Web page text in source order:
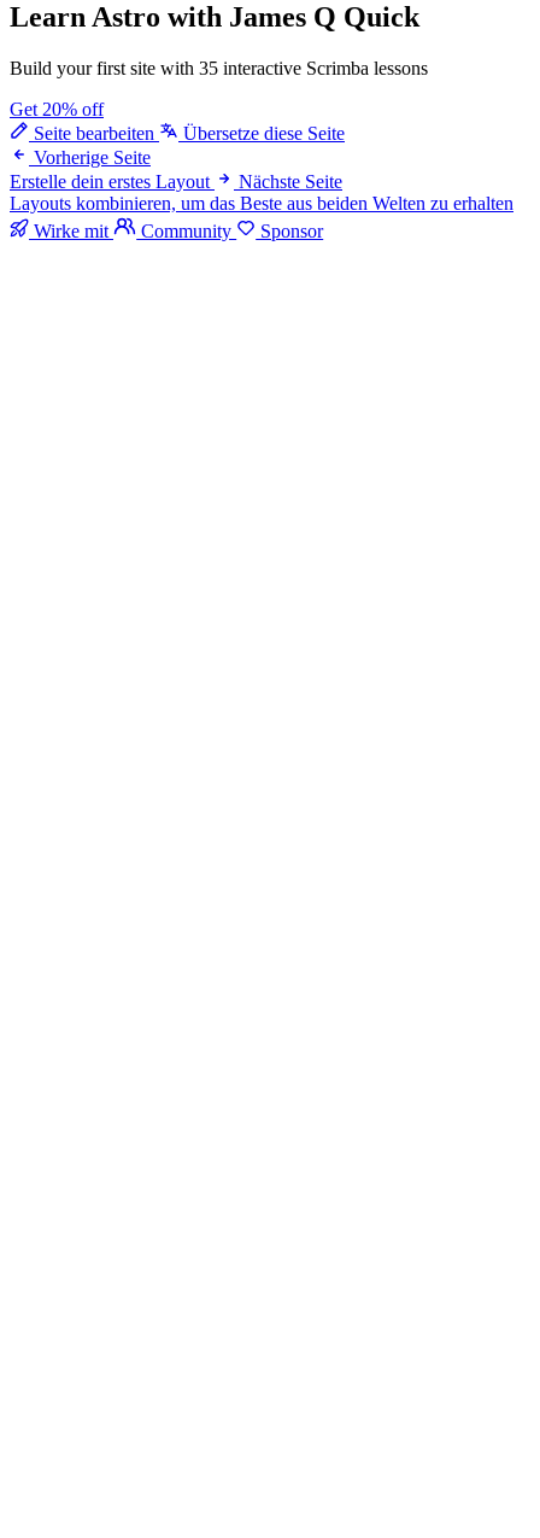
Learn Astro with James Q Quick
Build your first site with 35 interactive Scrimba lessons
Get 20% off
Seite bearbeiten
Übersetze diese Seite
Vorherige Seite
Erstelle dein erstes Layout
Nächste Seite
Layouts kombinieren, um das Beste aus beiden Welten zu erhalten
Wirke mit
Community Sponsor